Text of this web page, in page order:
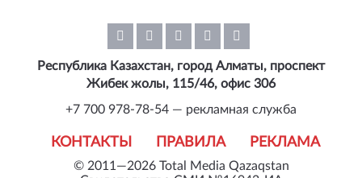
© 2011—2026 Total Media Qazaqstan
КОНТАКТЫ ПРАВИЛА РЕКЛАМА
Республика Казахстан, город Алматы, проспект
Жибек жолы, 115/46, офис 306
+7 700 978-78-54 — рекламная служба